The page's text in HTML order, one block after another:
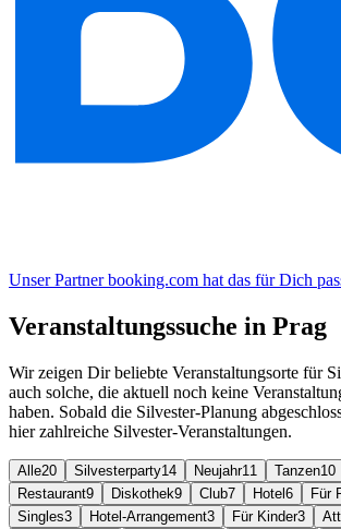
Unser Partner booking.com hat das für Dich
Veranstaltungssuche in Prag
Wir zeigen Dir beliebte Veranstaltungsorte für
auch solche, die aktuell noch keine
haben. Sobald die Silvester-Planung
hier zahlreiche Silvester-Veranstaltungen.
Alle20 Silvesterparty14 Neujahr11 Tanzen10
Restaurant9 Diskothek9 Club7 Hotel 6 Für
Singles3 Hotel-Arrangement3 Für Kinder3